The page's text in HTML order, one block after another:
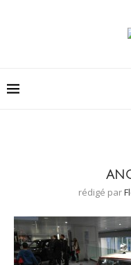
rédigé par